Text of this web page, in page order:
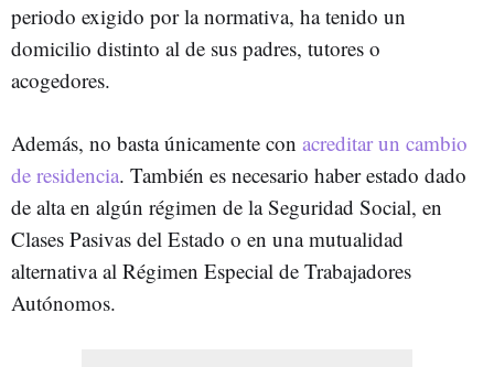
periodo exigido por la normativa, ha tenido un
domicilio distinto al de sus padres, tutores o
acogedores.
Además, no basta únicamente con acreditar un cambio
de residencia. También es necesario haber estado dado
de alta en algún régimen de la Seguridad Social, en
Clases Pasivas del Estado o en una mutualidad
alternativa al Régimen Especial de Trabajadores
Autónomos.